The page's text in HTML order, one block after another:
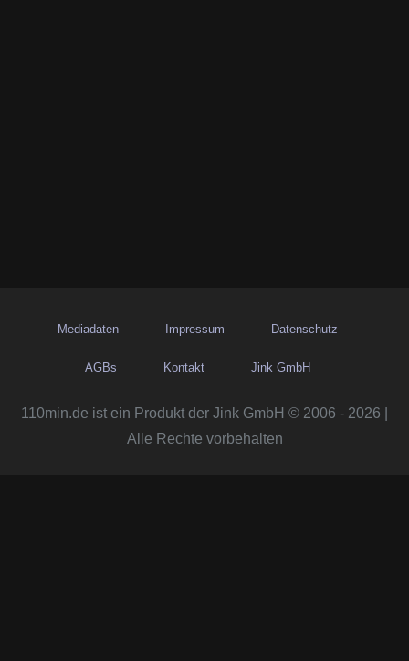
Mediadaten Impressum Datenschutz
AGBs Kontakt Jink GmbH
110min.de ist ein Produkt der Jink GmbH © 2006 - 2026 |
Alle Rechte vorbehalten